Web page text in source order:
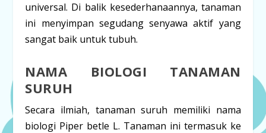
universal. Di balik kesederhanaannya, tanaman
ini menyimpan segudang senyawa aktif yang
sangat baik untuk tubuh.
NAMA BIOLOGI TANAMAN
SURUH
Secara ilmiah, tanaman suruh memiliki nama
biologi Piper betle L. Tanaman ini termasuk ke